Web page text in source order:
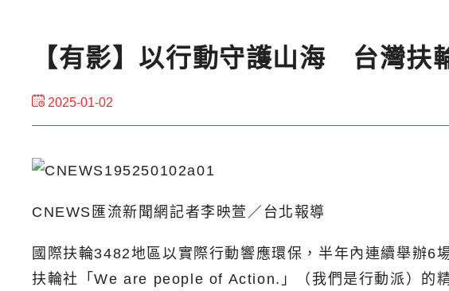
【有影】以行動守護山海 台灣扶
2025-01-02
CNEWS匯流新聞網記者李映萱／台北報導
國際扶輪3482地區以實際行動響應環保，半年內連續舉辦
扶輪社「We are people of Action.」（我們是行動派）的精